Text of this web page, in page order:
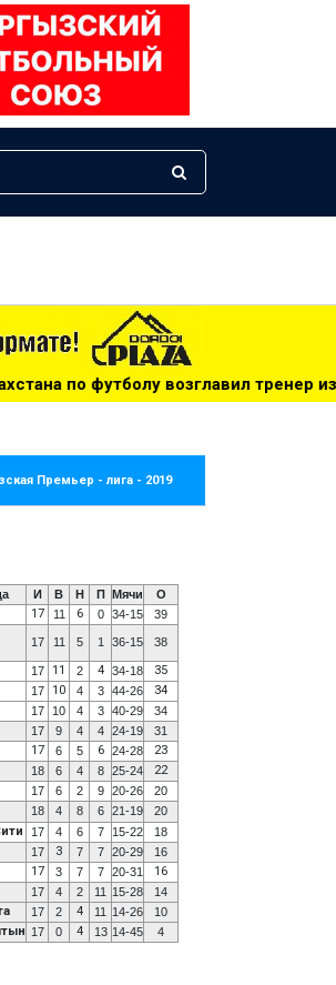
тренер из Голландии - 14:34
Премьер - лига - 2019
И В Н П Мячи
О
17 11 6 0 34-15 39
17 11 5 1 36-15 38
17 11 2 4 34-18 35
17 10 4 3 44-26 34
17 10 4 3 40-29
34
17 9 4 4 24-19
31
17 6 5 6 24-28 23
18 6 4 8 25-24 22
17 6 2 9 20-26
20
18 4 8 6 21-19
20
17 4 6 7 15-22
18
17 3 7 7 20-29
16
17 3 7 7 20-31 16
17 4 2 11 15-28
14
17 2 4 11 14-26
10
17 0 4 13 14-45 4